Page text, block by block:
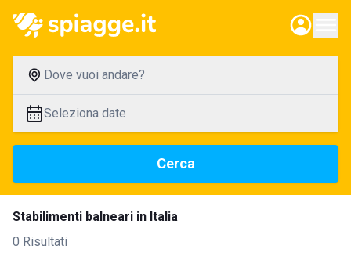
Dove vuoi andare?
Seleziona date
Cerca
Stabilimenti balneari in Italia
0 Risultati